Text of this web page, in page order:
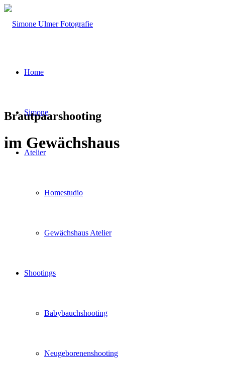
Home
Simone
Atelier
Homestudio
Gewächshaus Atelier
Shootings
Babybauchshooting
Neugeborenenshooting
Brautpaarshooting
im Gewächshaus